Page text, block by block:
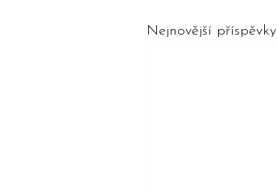
Nejnovější příspěvky